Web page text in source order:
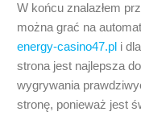
W końcu znalazłem
można grać na
energy-casino47.pl i
strona jest najlepsza
wygrywania
stronę, ponieważ jest